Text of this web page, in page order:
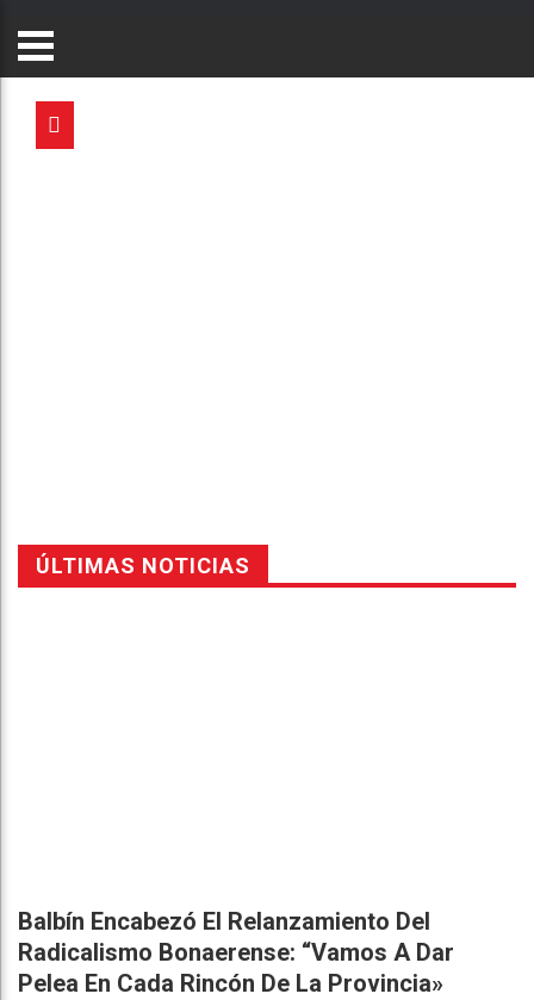
ÚLTIMAS NOTICIAS
Balbín Encabezó El Relanzamiento Del
Radicalismo Bonaerense: “Vamos A Dar
Pelea En Cada Rincón De La Provincia»